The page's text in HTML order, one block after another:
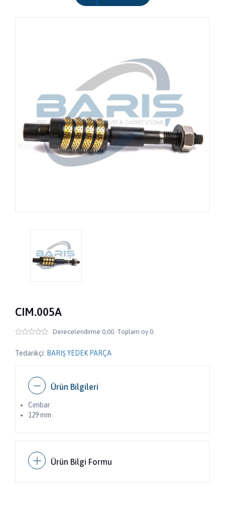
CIM.005A
Derecelendirme 0,00. Toplam oy 0.
Tedarikçi: BARIŞ YEDEK PARÇA
Ürün Bilgileri
Cımbar
129 mm
Ürün Bilgi Formu